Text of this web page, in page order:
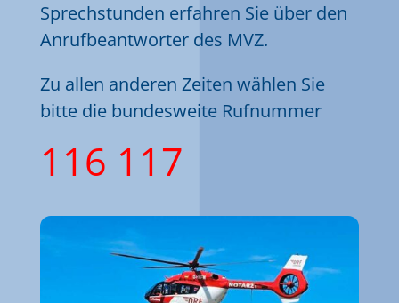
Sprechstunden erfahren Sie über den
Anrufbeantworter des MVZ.
Zu allen anderen Zeiten wählen Sie
bitte die bundesweite Rufnummer
116 117